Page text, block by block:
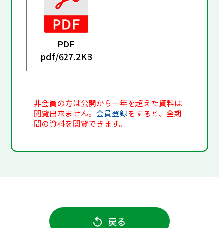
PDF
pdf/627.2KB
非会員の方は公開から一年を超えた資料は
閲覧出来ません。会員登録をすると、全期
間の資料を閲覧できます。
戻る